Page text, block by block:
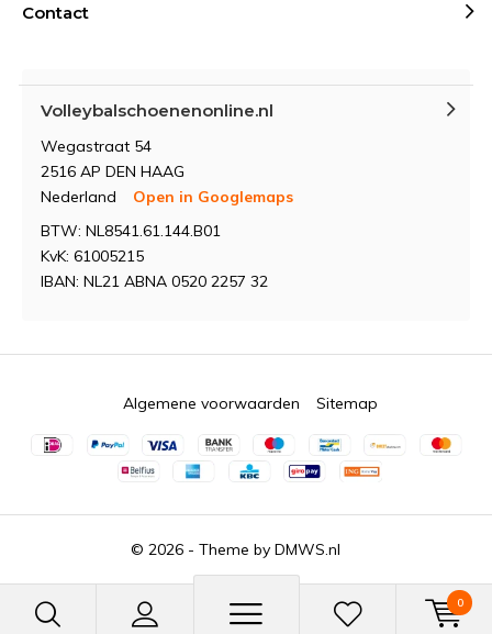
0
Contact
Volleybalschoenenonline.nl
Wegastraat 54
2516 AP DEN HAAG
Nederland
Open in Googlemaps
BTW: NL8541.61.144.B01
KvK: 61005215
IBAN: NL21 ABNA 0520 2257 32
© 2026 - Theme by DMWS.nl
Algemene voorwaarden Sitemap